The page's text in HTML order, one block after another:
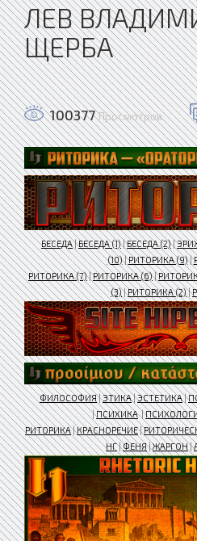
ЛЕВ
ЩЕРБА
100377 Просмотров
БЕСЕДА|БЕСЕДА (1)|БЕСЕДА (2)|
(10)|РИТОРИКА (9)|
РИТОРИКА (7)|РИТОРИКА (6)|
(3)|РИТОРИКА (2)|
ФИЛОСОФИЯ|ЭТИКА|ЭСТЕТИКА|
|ПСИХИКА|
РИТОРИКА|КРАСНОРЕЧИЕ|
НГ|ФЕНЯ|ЖАРГОН|